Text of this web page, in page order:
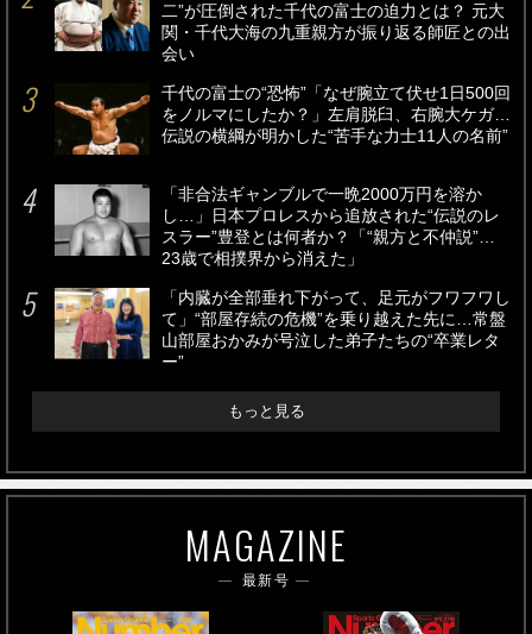
二”が圧倒された千代の富士の迫力とは？ 元大
関・千代大海の九重親方が振り返る師匠との出
会い
千代の富士の“恐怖”「なぜ腕立て伏せ1日500回
をノルマにしたか？」左肩脱臼、右腕大ケガ…
伝説の横綱が明かした“苦手な力士11人の名前”
「非合法ギャンブルで一晩2000万円を溶か
し…」日本プロレスから追放された“伝説のレ
スラー”豊登とは何者か？「“親方と不仲説”…
23歳で相撲界から消えた」
「内臓が全部垂れ下がって、足元がフワフワし
て」“部屋存続の危機”を乗り越えた先に…常盤
山部屋おかみが号泣した弟子たちの“卒業レタ
ー”
もっと見る
MAGAZINE
最新号